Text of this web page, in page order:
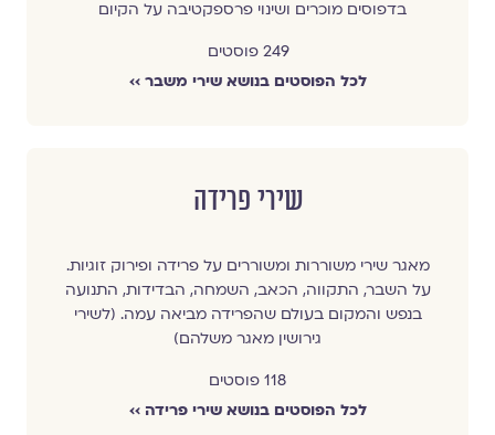
בדפוסים מוכרים ושינוי פרספקטיבה על הקיום
249 פוסטים
לכל הפוסטים בנושא שירי משבר ››
שירי פרידה
מאגר שירי משוררות ומשוררים על פרידה ופירוק זוגיות.
על השבר, התקווה, הכאב, השמחה, הבדידות, התנועה
בנפש והמקום בעולם שהפרידה מביאה עמה. (לשירי
גירושין מאגר משלהם)
118 פוסטים
לכל הפוסטים בנושא שירי פרידה ››